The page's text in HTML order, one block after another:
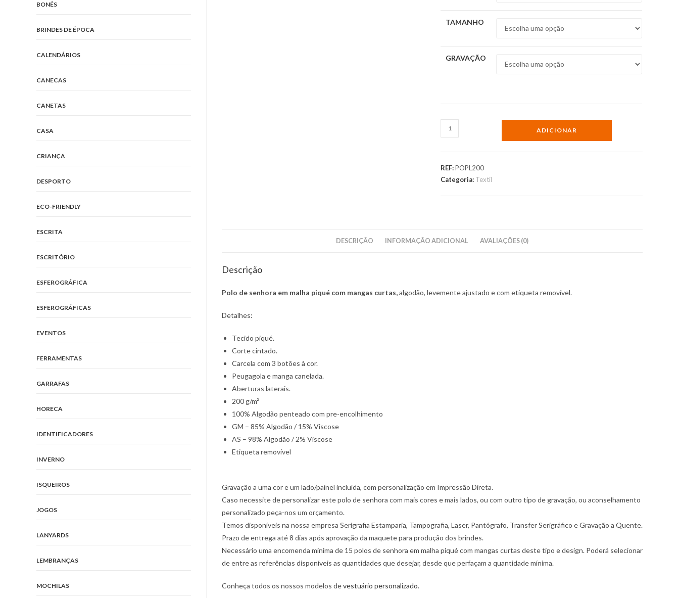
TAMANHO
GRAVAÇÃO
Quantidade
de
senhora
mangas
ADICIONAR
REF:POPL200
Categoria: Textil
DESCRIÇÃO INFORMAÇÃO ADICIONAL AVALIAÇÕES (0)
Descrição
Polo de senhora em malha piqué com mangas curtas,algodão, levemente ajustado e com etiqueta removível.
Detalhes:
Tecido piqué.
Corte cintado.
Carcela com 3 botões à cor.
Peugagola e manga canelada.
Aberturas laterais.
200 g/m²
100% Algodão penteado com pre-encolhimento
GM – 85% Algodão / 15% Viscose
AS – 98% Algodão / 2% Viscose
Etiqueta removível
Gravação a uma cor e um lado/painel incluída, com personalização em Impressão Direta.
Caso necessite de personalizar este polo de senhora com mais cores e mais lados, ou com outro tipo de gravação, ou aconselhamento
personalizado peça-nos um orçamento.
Temos disponíveis na nossa empresa Serigrafia Estamparia, Tampografia, Laser, Pantógrafo, Transfer Serigráfico e Gravação a Quente.
Prazo de entrega até 8 dias após aprovação da maquete para produção dos brindes.
Necessário uma encomenda mínima de 15 polos de senhora em malha piqué com mangas curtas deste tipo e design. Poderá selecionar
de entre as referências disponíveis as quantidades que desejar, desde que perfaçam a quantidade mínima.
Conheça todos os nossos modelos devestuário personalizado.
BONÉS
BRINDES DE ÉPOCA
CALENDÁRIOS
CANECAS
CANETAS
CASA
CRIANÇA
DESPORTO
ECO-FRIENDLY
ESCRITA
ESCRITÓRIO
ESFEROGRÁFICA
ESFEROGRÁFICAS
EVENTOS
FERRAMENTAS
GARRAFAS
HORECA
IDENTIFICADORES
INVERNO
ISQUEIROS
JOGOS
LANYARDS
LEMBRANÇAS
MOCHILAS